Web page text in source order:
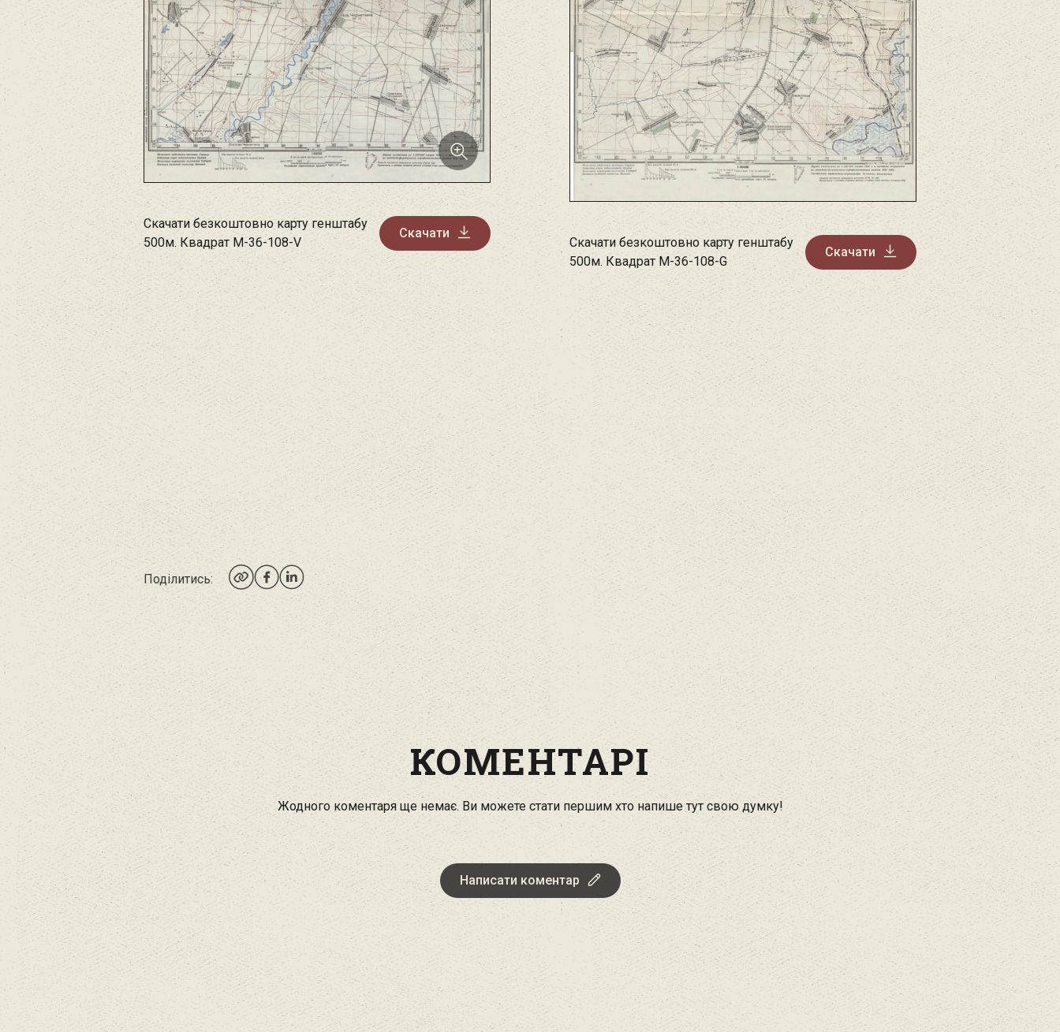
Скачати безкоштовно карту генштабу
500м. Квадрат M-36-108-V
Скачати
Скачати безкоштовно карту генштабу
500м. Квадрат M-36-108-G
Скачати
Поділитись:
КОМЕНТАРІ
Жодного коментаря ще немає. Ви можете стати першим хто напише тут свою думку!
Написати коментар